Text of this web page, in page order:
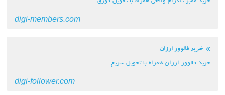
digi-members.com
خرید فالوور ارزان
خرید فالوور ارزان همراه با تحویل سریع
digi-follower.com